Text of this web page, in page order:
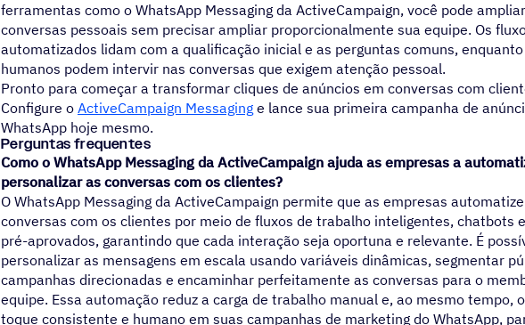
ferramentas como o WhatsApp Messaging da ActiveCampaign, você pode
conversas pessoais sem precisar ampliar proporcionalmente sua equipe. Os
automatizados lidam com a qualificação inicial e as perguntas comuns,
humanos podem intervir nas conversas que exigem atenção pessoal.
Pronto para começar a transformar cliques de anúncios em conversas com
Configure o ActiveCampaign Messaging e lance sua primeira campanha de
WhatsApp hoje mesmo.
Perguntas frequentes
Como o WhatsApp Messaging da ActiveCampaign ajuda as empresas a
personalizar as conversas com os clientes?
O WhatsApp Messaging da ActiveCampaign permite que as empresas
conversas com os clientes por meio de fluxos de trabalho inteligentes, chatbots
pré-aprovados, garantindo que cada interação seja oportuna e relevante. É
personalizar as mensagens em escala usando variáveis dinâmicas, segmentar
campanhas direcionadas e encaminhar perfeitamente as conversas para o
equipe. Essa automação reduz a carga de trabalho manual e, ao mesmo tempo,
toque consistente e humano em suas campanhas de marketing do WhatsApp,